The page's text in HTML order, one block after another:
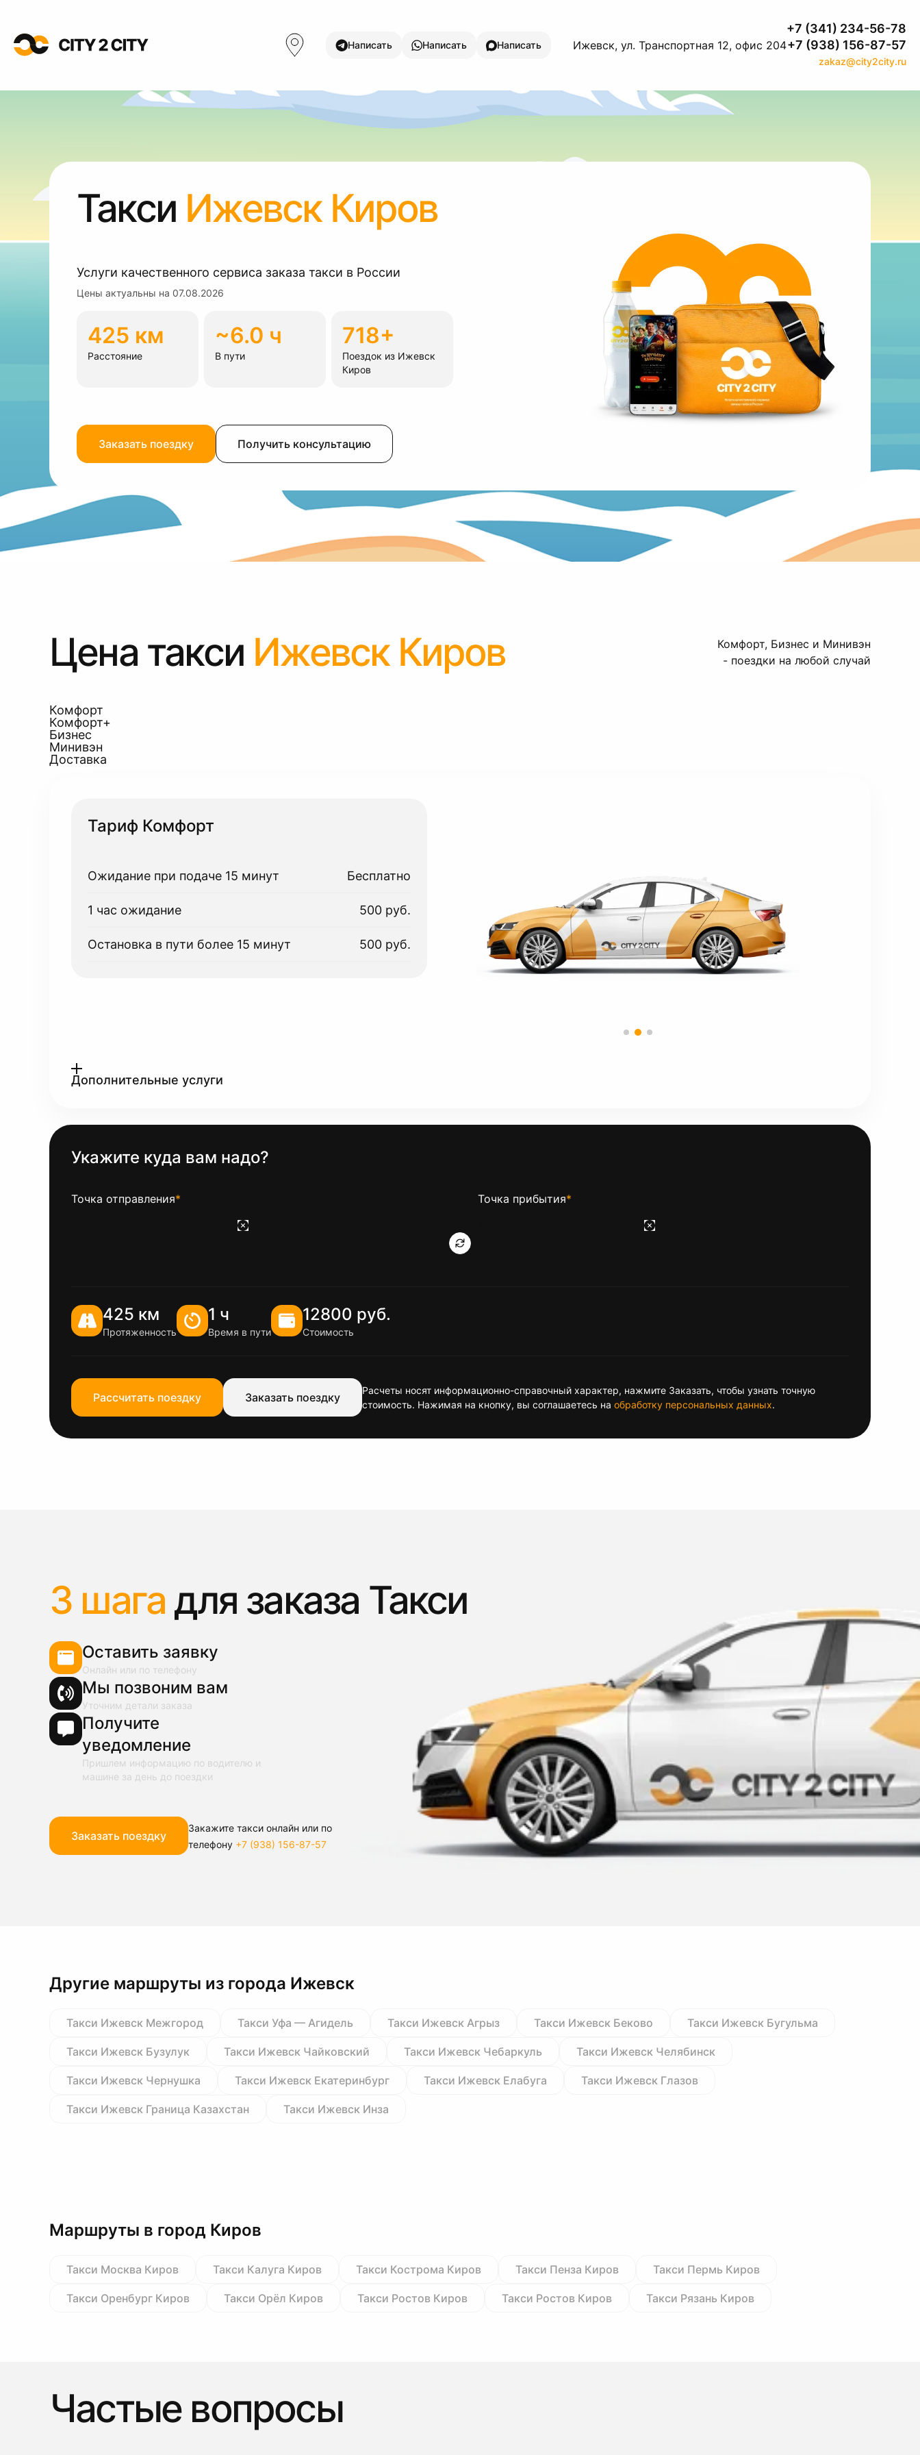
Написать Написать Написать Ижевск, ул. Транспортная 12, офис 204
+7 (341) 234-56-78
+7 (938) 156-87-57
zakaz@city2city.ru
Такси Ижевск Киров
Услуги качественного сервиса заказа такси в России
Цены актуальны на 07.08.2026
425 км
Расстояние
~6.0 ч
В пути
718+
Поездок из Ижевск
Киров
Заказать поездку Получить консультацию
Цена такси Ижевск Киров
Комфорт, Бизнес и Минивэн
- поездки на любой случай
Комфорт
Комфорт+
Бизнес
Минивэн
Доставка
Тариф Комфорт
Ожидание при подаче 15 минут Бесплатно
1 час ожидание 500 руб.
Остановка в пути более 15 минут 500 руб.
Дополнительные услуги
Укажите куда вам надо?
Точка отправления* Точка прибытия*
425 км
Протяженность
1 ч
Время в пути
12800 руб.
Стоимость
Рассчитать поездку Заказать поездку
Расчеты носят информационно-справочный характер, нажмите Заказать, чтобы узнать точную
стоимость. Нажимая на кнопку, вы соглашаетесь на обработку персональных данных.
3 шага для заказа Такси
Оставить заявку
Онлайн или по телефону
Мы позвоним вам
Уточним детали заказа
Получите
уведомление
Пришлем информацию по водителю и
машине за день до поездки
Заказать поездку
Закажите такси онлайн или по
телефону +7 (938) 156-87-57
Другие маршруты из города Ижевск
Такси Ижевск Межгород Такси Уфа — Агидель Такси Ижевск Агрыз Такси Ижевск Беково Такси Ижевск Бугульма
Такси Ижевск Бузулук Такси Ижевск Чайковский Такси Ижевск Чебаркуль Такси Ижевск Челябинск
Такси Ижевск Чернушка Такси Ижевск Екатеринбург Такси Ижевск Елабуга Такси Ижевск Глазов
Такси Ижевск Граница Казахстан Такси Ижевск Инза
Маршруты в город Киров
Такси Москва Киров Такси Калуга Киров Такси Кострома Киров Такси Пенза Киров Такси Пермь Киров
Такси Оренбург Киров Такси Орёл Киров Такси Ростов Киров Такси Ростов Киров Такси Рязань Киров
Частые вопросы